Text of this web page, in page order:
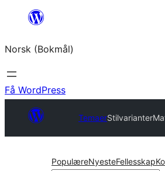
Hopp
innhold
Norsk (Bokmål)
Få WordPress
TemaerStilvarianter
PopulæreNyesteFellesskap